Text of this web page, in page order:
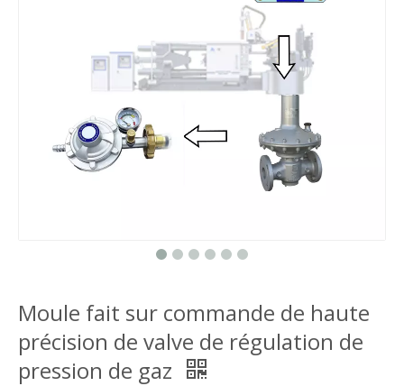
Moule fait sur commande de haute
précision de valve de régulation de
pression de gaz